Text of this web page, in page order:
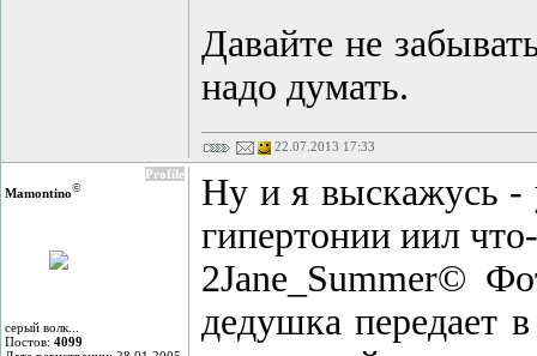
Давайте не
надо думать.
22.07.2013 17:33
Profile
Mamontino©
серый волк...
Постов: 4099
Ну и я выскажусь -
гипертонии иил
2Jane_Summer©
дедушка передает